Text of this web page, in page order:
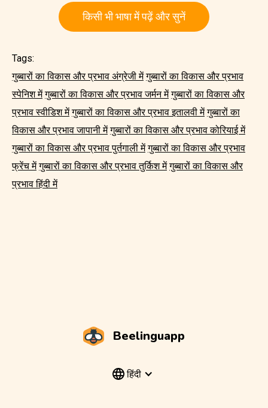
किसी भी भाषा में पढ़ें और सुनें
Tags:
गुब्बारों का विकास और प्रभाव अंग्रेजी में गुब्बारों का विकास और प्रभाव
स्पेनिश में गुब्बारों का विकास और प्रभाव जर्मन में गुब्बारों का विकास और
प्रभाव स्वीडिश में गुब्बारों का विकास और प्रभाव इतालवी में गुब्बारों का
विकास और प्रभाव जापानी में गुब्बारों का विकास और प्रभाव कोरियाई में
गुब्बारों का विकास और प्रभाव पुर्तगाली में गुब्बारों का विकास और प्रभाव
फ्रेंच में गुब्बारों का विकास और प्रभाव तुर्किश में गुब्बारों का विकास और
प्रभाव हिंदी में
Beelinguapp
हिंदी